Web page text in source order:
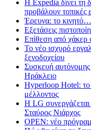
Η Expedia δίνει τη
προβάλουν τοπικές
Έρευνα: το κινητό…
Εξετάσεις
Επίθεση από χάκερ
Το νέο ισχυρό
ξενοδοχείου
Συσκευή
Ηράκλειο
Hyperloop Hotel: το
μέλλοντος
Η LG συνεργάζεται
Σταύρος Νιάρχος
OPEN: νέο